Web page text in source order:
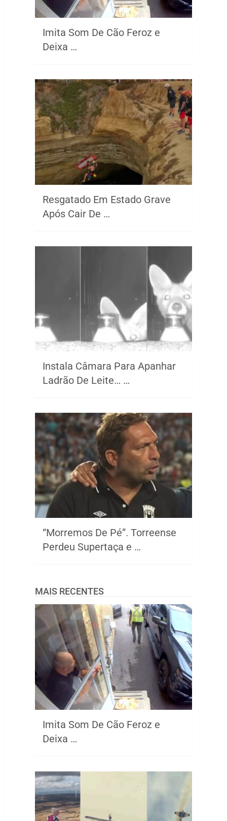
Imita Som De Cão Feroz e
Deixa …
Resgatado Em Estado Grave
Após Cair De …
Instala Câmara Para Apanhar
Ladrão De Leite… …
“Morremos De Pé”. Torreense
Perdeu Supertaça e …
MAIS RECENTES
Imita Som De Cão Feroz e
Deixa …